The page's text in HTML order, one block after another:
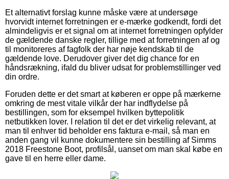
Et alternativt forslag kunne måske være at undersøge
hvorvidt internet forretningen er e-mærke godkendt, fordi det
almindeligvis er et signal om at internet forretningen opfylder
de gældende danske regler, tillige med at forretningen af og
til monitoreres af fagfolk der har nøje kendskab til de
gældende love. Derudover giver det dig chance for en
håndsrækning, ifald du bliver udsat for problemstillinger ved
din ordre.
Foruden dette er det smart at køberen er oppe på mærkerne
omkring de mest vitale vilkår der har indflydelse på
bestillingen, som for eksempel hvilken byttepolitik
netbutikken lover. I relation til det er det virkelig relevant, at
man til enhver tid beholder ens faktura e-mail, så man en
anden gang vil kunne dokumentere sin bestilling af Simms
2018 Freestone Boot, profilsål, uanset om man skal købe en
gave til en herre eller dame.